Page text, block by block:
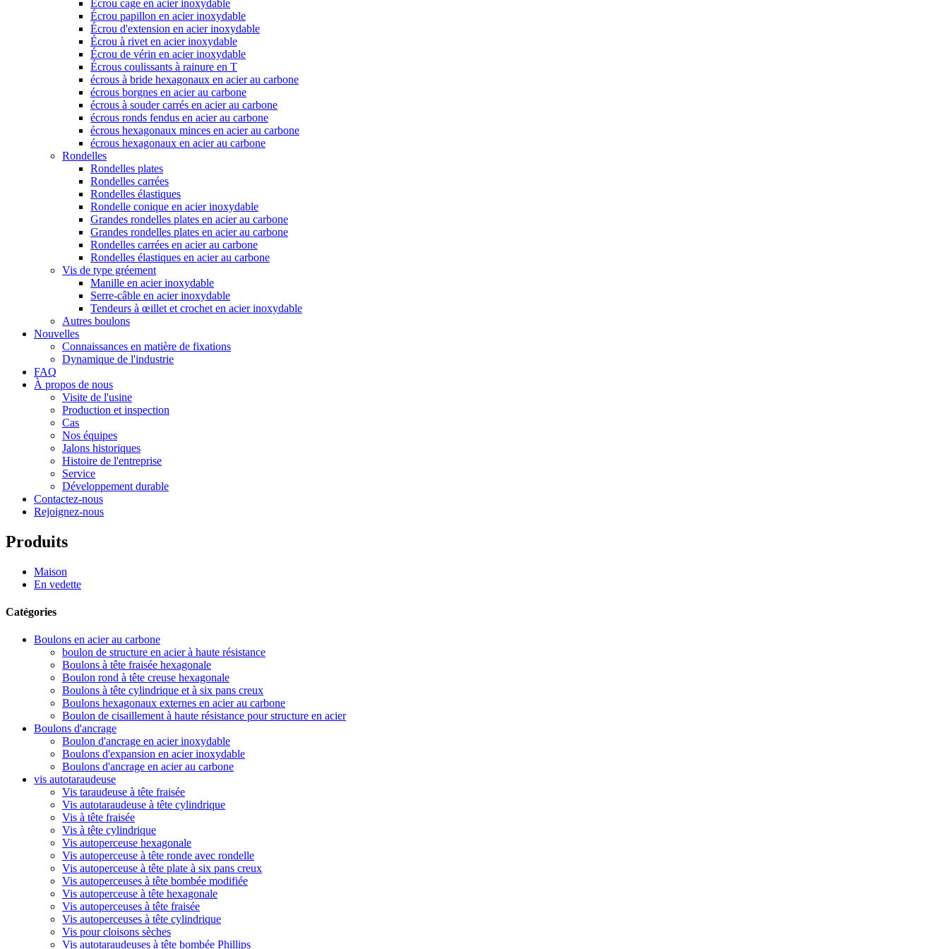
Écrou cage en acier inoxydable
Écrou papillon en acier inoxydable
Écrou d'extension en acier inoxydable
Écrou à rivet en acier inoxydable
Écrou de vérin en acier inoxydable
Écrous coulissants à rainure en T
écrous à bride hexagonaux en acier au carbone
écrous borgnes en acier au carbone
écrous à souder carrés en acier au carbone
écrous ronds fendus en acier au carbone
écrous hexagonaux minces en acier au carbone
écrous hexagonaux en acier au carbone
Rondelles
Rondelles plates
Rondelles carrées
Rondelles élastiques
Rondelle conique en acier inoxydable
Grandes rondelles plates en acier au carbone
Grandes rondelles plates en acier au carbone
Rondelles carrées en acier au carbone
Rondelles élastiques en acier au carbone
Vis de type gréement
Manille en acier inoxydable
Serre-câble en acier inoxydable
Tendeurs à œillet et crochet en acier inoxydable
Autres boulons
Nouvelles
Connaissances en matière de fixations
Dynamique de l'industrie
FAQ
À propos de nous
Visite de l'usine
Production et inspection
Cas
Nos équipes
Jalons historiques
Histoire de l'entreprise
Service
Développement durable
Contactez-nous
Rejoignez-nous
Produits
Maison
En vedette
Catégories
Boulons en acier au carbone
boulon de structure en acier à haute résistance
Boulons à tête fraisée hexagonale
Boulon rond à tête creuse hexagonale
Boulons à tête cylindrique et à six pans creux
Boulons hexagonaux externes en acier au carbone
Boulon de cisaillement à haute résistance pour structure en acier
Boulons d'ancrage
Boulon d'ancrage en acier inoxydable
Boulons d'expansion en acier inoxydable
Boulons d'ancrage en acier au carbone
vis autotaraudeuse
Vis taraudeuse à tête fraisée
Vis autotaraudeuse à tête cylindrique
Vis à tête fraisée
Vis à tête cylindrique
Vis autoperceuse hexagonale
Vis autoperceuse à tête ronde avec rondelle
Vis autoperceuse à tête plate à six pans creux
Vis autoperceuses à tête bombée modifiée
Vis autoperceuse à tête hexagonale
Vis autoperceuses à tête fraisée
Vis autoperceuses à tête cylindrique
Vis pour cloisons sèches
Vis autotaraudeuses à tête bombée Phillips